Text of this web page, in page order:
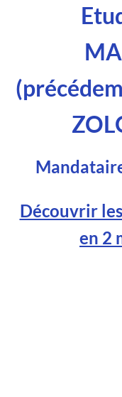
Découvrir
en 2